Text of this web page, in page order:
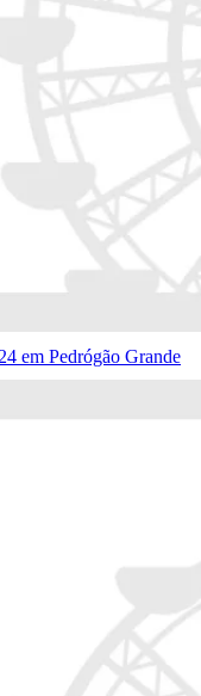
em Pedrógão Grande